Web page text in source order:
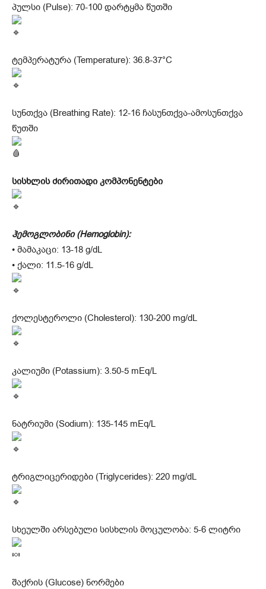
პულსი (Pulse): 70-100 დარტყმა წუთში
ტემპერატურა (Temperature): 36.8-37°C
სუნთქვა (Breathing Rate): 12-16 ჩასუნთქვა-ამოსუნთქვა
წუთში
სისხლის ძირითადი კომპონენტები
ჰემოგლობინი (Hemoglobin):
• მამაკაცი: 13-18 g/dL
• ქალი: 11.5-16 g/dL
ქოლესტეროლი (Cholesterol): 130-200 mg/dL
კალიუმი (Potassium): 3.50-5 mEq/L
ნატრიუმი (Sodium): 135-145 mEq/L
ტრიგლიცერიდები (Triglycerides): 220 mg/dL
სხეულში არსებული სისხლის მოცულობა: 5-6 ლიტრი
შაქრის (Glucose) ნორმები